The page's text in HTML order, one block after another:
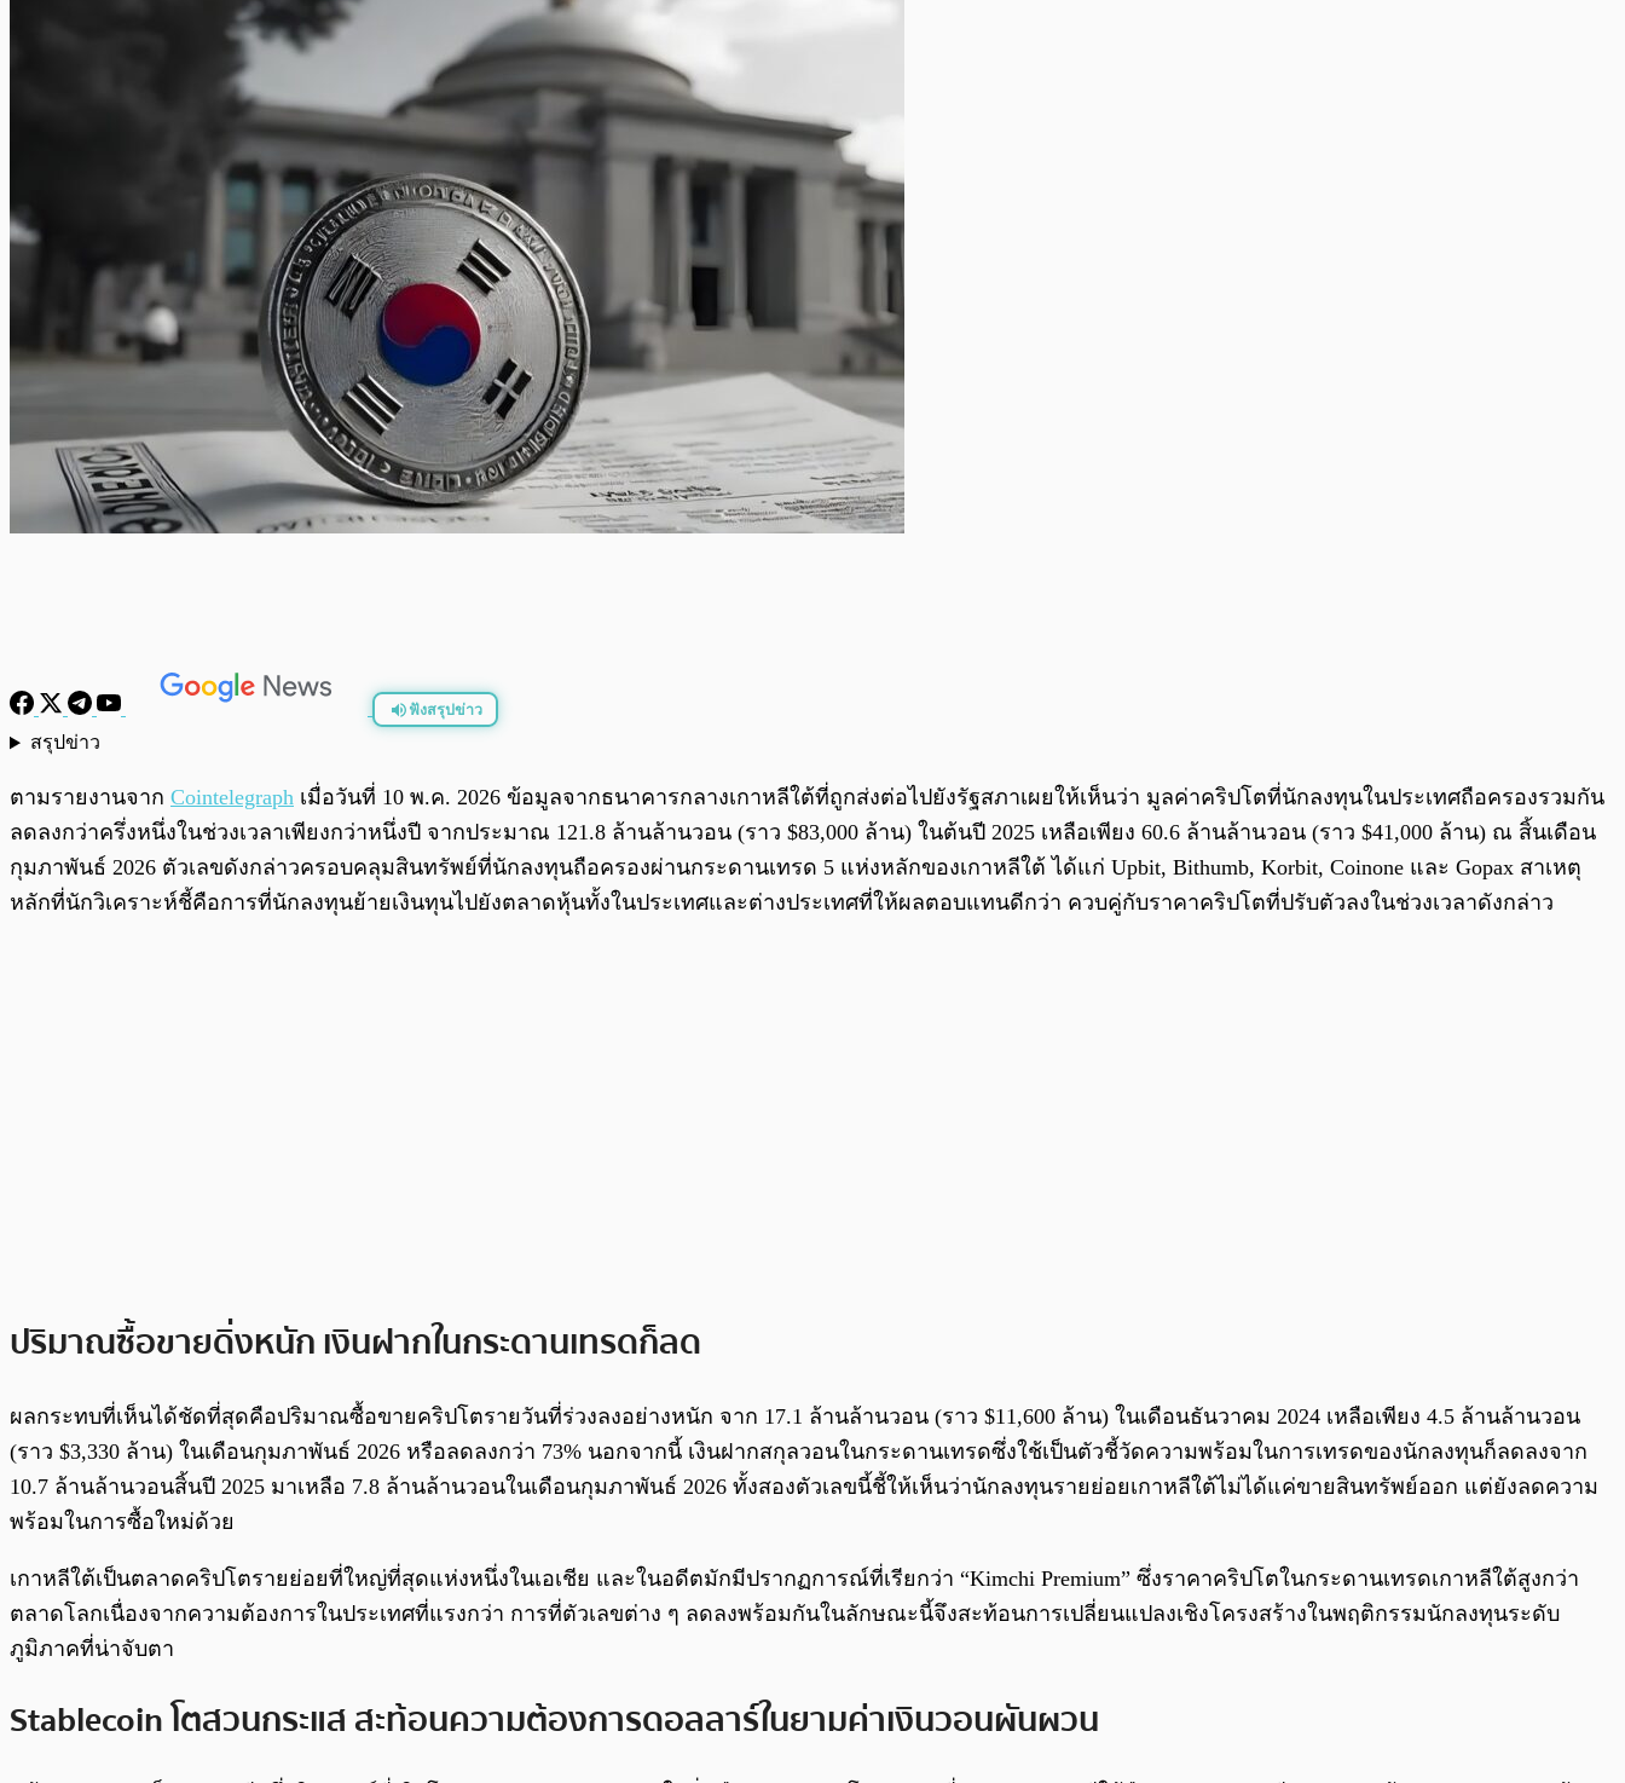
ฟังสรุปข่าว
สรุปข่าว
ตามรายงานจาก Cointelegraph เมื่อวันที่ 10 พ.ค. 2026 ข้อมูลจากธนาคารกลางเกาหลีใต้ที่ถูกส่งต่อไปยังรัฐสภาเผยให้เห็นว่า มูลค่าคริปโตที่นักลงทุนในประเทศถือครองรวมกัน
ลดลงกว่าครึ่งหนึ่งในช่วงเวลาเพียงกว่าหนึ่งปี จากประมาณ 121.8 ล้านล้านวอน (ราว $83,000 ล้าน) ในต้นปี 2025 เหลือเพียง 60.6 ล้านล้านวอน (ราว $41,000 ล้าน) ณ สิ้นเดือน
กุมภาพันธ์ 2026 ตัวเลขดังกล่าวครอบคลุมสินทรัพย์ที่นักลงทุนถือครองผ่านกระดานเทรด 5 แห่งหลักของเกาหลีใต้ ได้แก่ Upbit, Bithumb, Korbit, Coinone และ Gopax สาเหตุ
หลักที่นักวิเคราะห์ชี้คือการที่นักลงทุนย้ายเงินทุนไปยังตลาดหุ้นทั้งในประเทศและต่างประเทศที่ให้ผลตอบแทนดีกว่า ควบคู่กับราคาคริปโตที่ปรับตัวลงในช่วงเวลาดังกล่าว
ปริมาณซื้อขายดิ่งหนัก เงินฝากในกระดานเทรดก็ลด
ผลกระทบที่เห็นได้ชัดที่สุดคือปริมาณซื้อขายคริปโตรายวันที่ร่วงลงอย่างหนัก จาก 17.1 ล้านล้านวอน (ราว $11,600 ล้าน) ในเดือนธันวาคม 2024 เหลือเพียง 4.5 ล้านล้านวอน
(ราว $3,330 ล้าน) ในเดือนกุมภาพันธ์ 2026 หรือลดลงกว่า 73% นอกจากนี้ เงินฝากสกุลวอนในกระดานเทรดซึ่งใช้เป็นตัวชี้วัดความพร้อมในการเทรดของนักลงทุนก็ลดลงจาก
10.7 ล้านล้านวอนสิ้นปี 2025 มาเหลือ 7.8 ล้านล้านวอนในเดือนกุมภาพันธ์ 2026 ทั้งสองตัวเลขนี้ชี้ให้เห็นว่านักลงทุนรายย่อยเกาหลีใต้ไม่ได้แค่ขายสินทรัพย์ออก แต่ยังลดความ
พร้อมในการซื้อใหม่ด้วย
เกาหลีใต้เป็นตลาดคริปโตรายย่อยที่ใหญ่ที่สุดแห่งหนึ่งในเอเชีย และในอดีตมักมีปรากฏการณ์ที่เรียกว่า “Kimchi Premium” ซึ่งราคาคริปโตในกระดานเทรดเกาหลีใต้สูงกว่า
ตลาดโลกเนื่องจากความต้องการในประเทศที่แรงกว่า การที่ตัวเลขต่าง ๆ ลดลงพร้อมกันในลักษณะนี้จึงสะท้อนการเปลี่ยนแปลงเชิงโครงสร้างในพฤติกรรมนักลงทุนระดับ
ภูมิภาคที่น่าจับตา
Stablecoin โตสวนกระแส สะท้อนความต้องการดอลลาร์ในยามค่าเงินวอนผันผวน